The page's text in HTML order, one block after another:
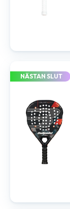
NÄSTAN SLUT